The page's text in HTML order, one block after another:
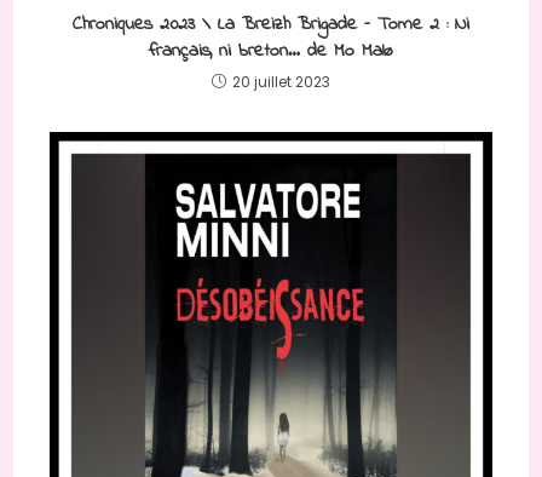
Chroniques 2023 \ La Breizh Brigade – Tome 2 : Ni
français, ni breton… de Mo Malø
20 juillet 2023